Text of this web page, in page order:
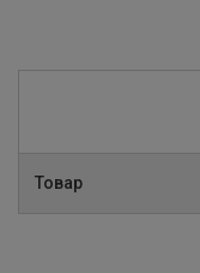
Товар